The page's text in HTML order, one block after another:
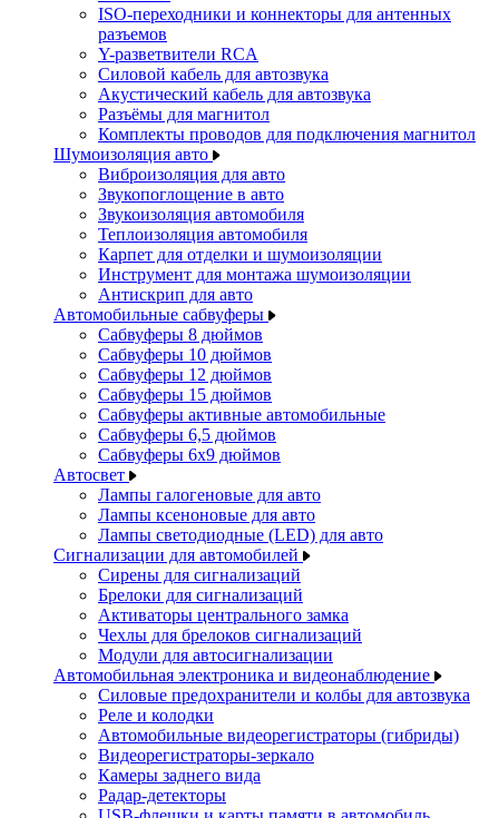
ISO-переходники и коннекторы для антенных
разъемов
Y-разветвители RCA
Силовой кабель для автозвука
Акустический кабель для автозвука
Разъёмы для магнитол
Комплекты проводов для подключения магнитол
Шумоизоляция авто
Виброизоляция для авто
Звукопоглощение в авто
Звукоизоляция автомобиля
Теплоизоляция автомобиля
Карпет для отделки и шумоизоляции
Инструмент для монтажа шумоизоляции
Антискрип для авто
Автомобильные сабвуферы
Сабвуферы 8 дюймов
Сабвуферы 10 дюймов
Сабвуферы 12 дюймов
Сабвуферы 15 дюймов
Сабвуферы активные автомобильные
Сабвуферы 6,5 дюймов
Сабвуферы 6x9 дюймов
Автосвет
Лампы галогеновые для авто
Лампы ксеноновые для авто
Лампы светодиодные (LED) для авто
Сигнализации для автомобилей
Сирены для сигнализаций
Брелоки для сигнализаций
Активаторы центрального замка
Чехлы для брелоков сигнализаций
Модули для автосигнализации
Автомобильная электроника и видеонаблюдение
Силовые предохранители и колбы для автозвука
Реле и колодки
Автомобильные видеорегистраторы (гибриды)
Видеорегистраторы-зеркало
Камеры заднего вида
Радар-детекторы